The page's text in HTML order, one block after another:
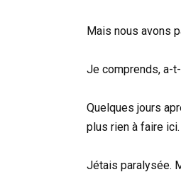
Mais nous avons
Je comprends, a-
Quelques jours
plus rien à faire
Jétais paralysée.